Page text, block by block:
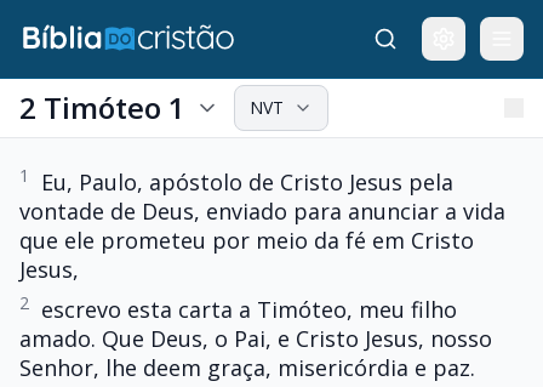
2 Timóteo 1 NVT
1
Eu, Paulo, apóstolo de Cristo Jesus pela
vontade de Deus, enviado para anunciar a vida
que ele prometeu por meio da fé em Cristo
Jesus,
2
escrevo esta carta a Timóteo, meu filho
amado. Que Deus, o Pai, e Cristo Jesus, nosso
Senhor, lhe deem graça, misericórdia e paz.